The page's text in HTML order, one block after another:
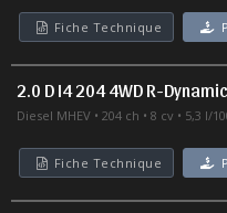
Fiche Technique
2.0 D I4 204 4WD R-
Diesel MHEV 204 ch 8 cv 5,3 l/
Fiche Technique